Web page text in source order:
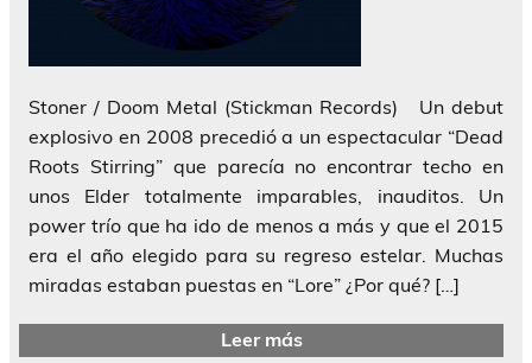
Stoner / Doom Metal (Stickman Records) Un debut
explosivo en 2008 precedió a un espectacular “Dead
Roots Stirring” que parecía no encontrar techo en
unos Elder totalmente imparables, inauditos. Un
power trío que ha ido de menos a más y que el 2015
era el año elegido para su regreso estelar. Muchas
miradas estaban puestas en “Lore” ¿Por qué? […]
Leer más